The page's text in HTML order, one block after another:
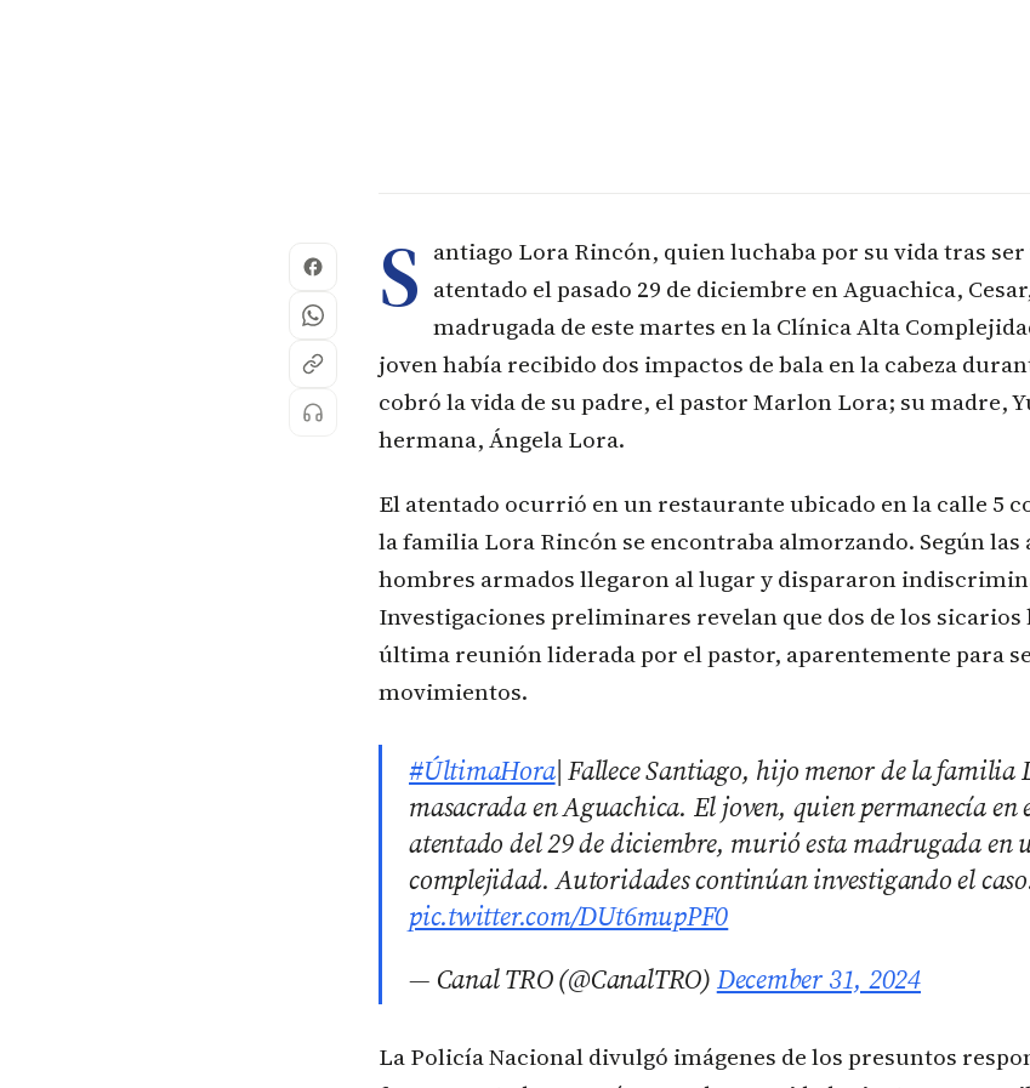
S antiago Lora Rincón, quien luchaba por su vida tras
atentado el pasado 29 de diciembre en Aguachica,
madrugada de este martes en la Clínica Alta
joven había recibido dos impactos de bala en la cabeza
cobró la vida de su padre, el pastor Marlon Lora; su madre,
hermana, Ángela Lora.
El atentado ocurrió en un restaurante ubicado en la calle 5
la familia Lora Rincón se encontraba almorzando. Según las
hombres armados llegaron al lugar y dispararon
Investigaciones preliminares revelan que dos de los sicarios
última reunión liderada por el pastor, aparentemente para
movimientos.
#ÚltimaHora| Fallece Santiago, hijo menor de la familia
masacrada en Aguachica. El joven, quien permanecía en
atentado del 29 de diciembre, murió esta madrugada en
complejidad. Autoridades continúan investigando el
pic.twitter.com/DUt6mupPF0
— Canal TRO (@CanalTRO) December 31, 2024
La Policía Nacional divulgó imágenes de los presuntos